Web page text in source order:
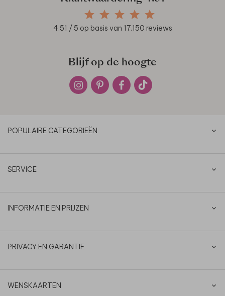
4.51 / 5 op basis van 17.150 reviews
Blijf op de hoogte
POPULAIRE CATEGORIEËN
SERVICE
INFORMATIE EN PRIJZEN
PRIVACY EN GARANTIE
WENSKAARTEN